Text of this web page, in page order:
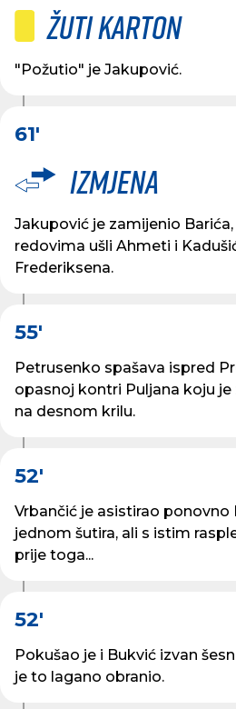
Žuti karton
"Požutio" je Jakupović.
61'
Izmjena
Jakupović je zamijenio
redovima ušli Ahmeti i
Frederiksena.
55'
Petrusenko spašava ispred
opasnoj kontri Puljana koju
na desnom krilu.
52'
Vrbančić je asistirao ponovno
jednom šutira, ali s istim
prije toga...
52'
Pokušao je i Bukvić izvan
je to lagano obranio.